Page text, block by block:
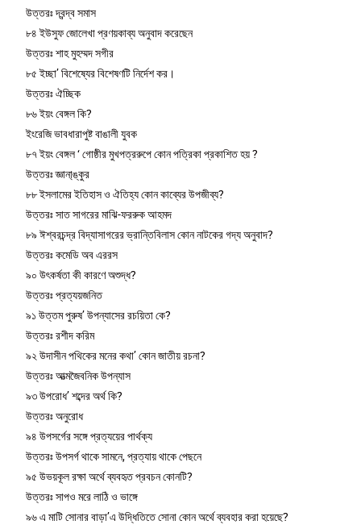
উত্তরঃ দ্বন্দ্ব সমাস
৮৪ ইউসুফ জোলেখা প্রণয়কাব্য অনুবাদ করেছেন
উত্তরঃ শাহ মুহম্মদ সগীর
৮৫ ইচ্ছা’ বিশেষ্যের বিশেষণটি নির্দেশ কর।
উত্তরঃ ঐচ্ছিক
৮৬ ইয়ং বেঙ্গল কি?
ইংরেজি ভাবধারাপুষ্ট বাঙালী যুবক
৮৭ ইয়ং বেঙ্গল ‘ গোষ্ঠীর মুখপত্ররুপে কোন পত্রিকা প্রকাশিত হয় ?
উত্তরঃ জ্ঞানা্ঙ্কুর
৮৮ ইসলামের ইতিহাস ও ঐতিহ্য কোন কাব্যের উপজীব্য?
উত্তরঃ সাত সাগরের মাঝি-ফররুক আহমদ
৮৯ ঈশ্বরচন্দ্র বিদ্যাসাগরের ভ্রান্তিবিলাস কোন নাটকের গদ্য অনুবাদ?
উত্তরঃ কমেডি অব এররস
৯০ উৎকর্ষতা কী কারণে অশুদ্ধ?
উত্তরঃ প্রত্যয়জনিত
৯১ উত্তম পুরুষ’ উপন্যাসের রচয়িতা কে?
উত্তরঃ রশীদ করিম
৯২ উদাসীন পথিকের মনের কথা’ কোন জাতীয় রচনা?
উত্তরঃ আত্মজৈবনিক উপন্যাস
৯৩ উপরোধ’ শব্দের অর্থ কি?
উত্তরঃ অনুরোধ
৯৪ উপসর্গের সঙ্গে প্রত্যয়ের পার্থক্য
উত্তরঃ উপসর্গ থাকে সামনে, প্রত্যায় থাকে পেছনে
৯৫ উভয়কূল রক্ষা অর্থে ব্যবহৃত প্রবচন কোনটি?
উত্তরঃ সাপও মরে লাঠি ও ভাঙ্গে
৯৬ এ মাটি সোনার বাড়া’এ উদ্ধিতিতে সোনা কোন অর্থে ব্যবহার করা হয়েছে?